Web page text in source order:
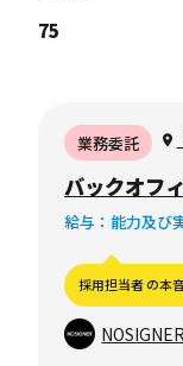
75
業務委託
バックオフ
給与：能力及び
採用担当者 の本音